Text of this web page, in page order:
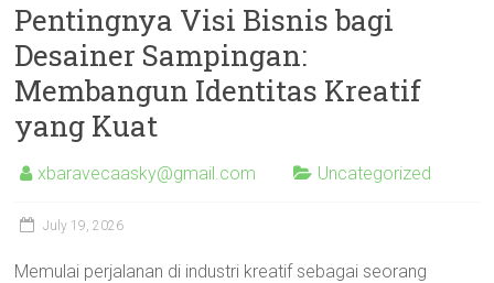
Pentingnya Visi Bisnis bagi
Desainer Sampingan:
Membangun Identitas Kreatif
yang Kuat
xbaravecaasky@gmail.com Uncategorized
July 19, 2026
Memulai perjalanan di industri kreatif sebagai seorang